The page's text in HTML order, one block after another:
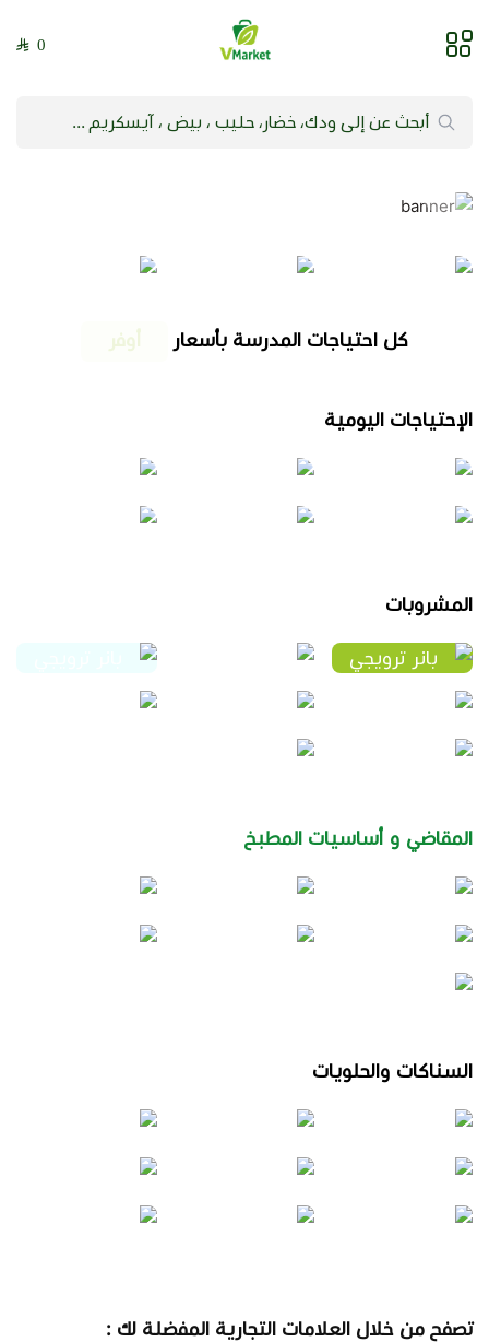
فيلج ماركت | VMarket
0
كل احتياجات المدرسة بأسعار
الإحتياجات اليومية
المشروبات
المقاضي و أساسيات المطبخ
السناكات والحلويات
تصفح من خلال العلامات التجارية المفضلة لك :